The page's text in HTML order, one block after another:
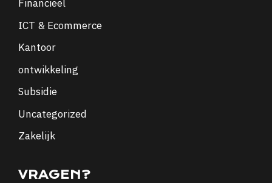
Financieel
ICT & Ecommerce
Kantoor
ontwikkeling
Subsidie
Uncategorized
Zakelijk
VRAGEN?